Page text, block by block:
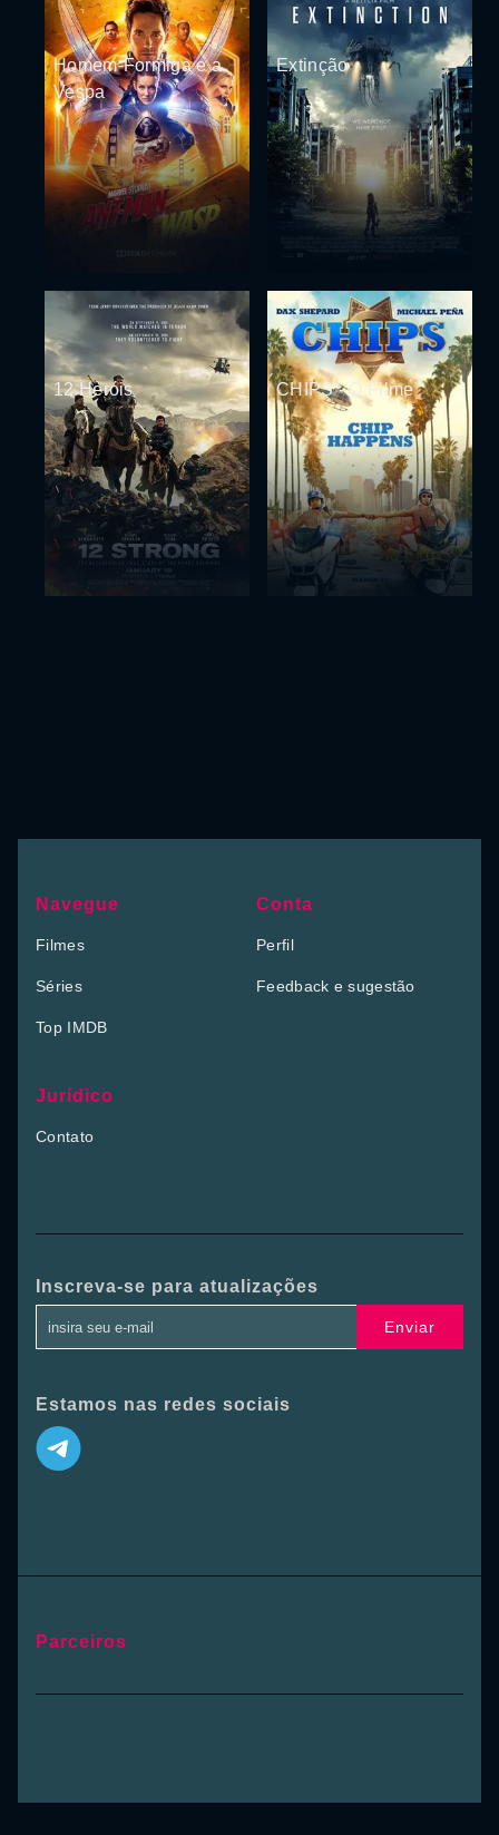
Homem-Formiga e a
Vespa
Extinção
12 Heróis CHIPS - O Filme
Navegue
Filmes
Séries
Top IMDB
Conta
Perfil
Feedback e sugestão
Jurídico
Contato
Inscreva-se para atualizações
Enviar
Estamos nas redes sociais
Parceiros